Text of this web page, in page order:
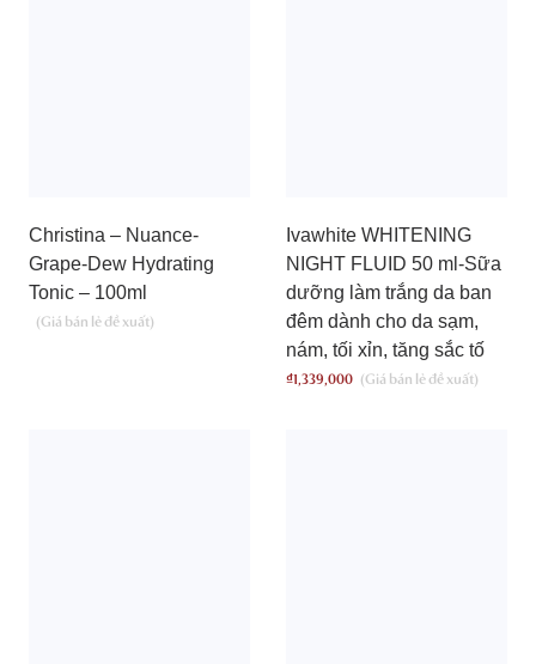
Christina – Nuance-
Grape-Dew Hydrating
Tonic – 100ml
Ivawhite WHITENING
NIGHT FLUID 50 ml-Sữa
dưỡng làm trắng da ban
đêm dành cho da sạm,
nám, tối xỉn, tăng sắc tố
₫1,339,000